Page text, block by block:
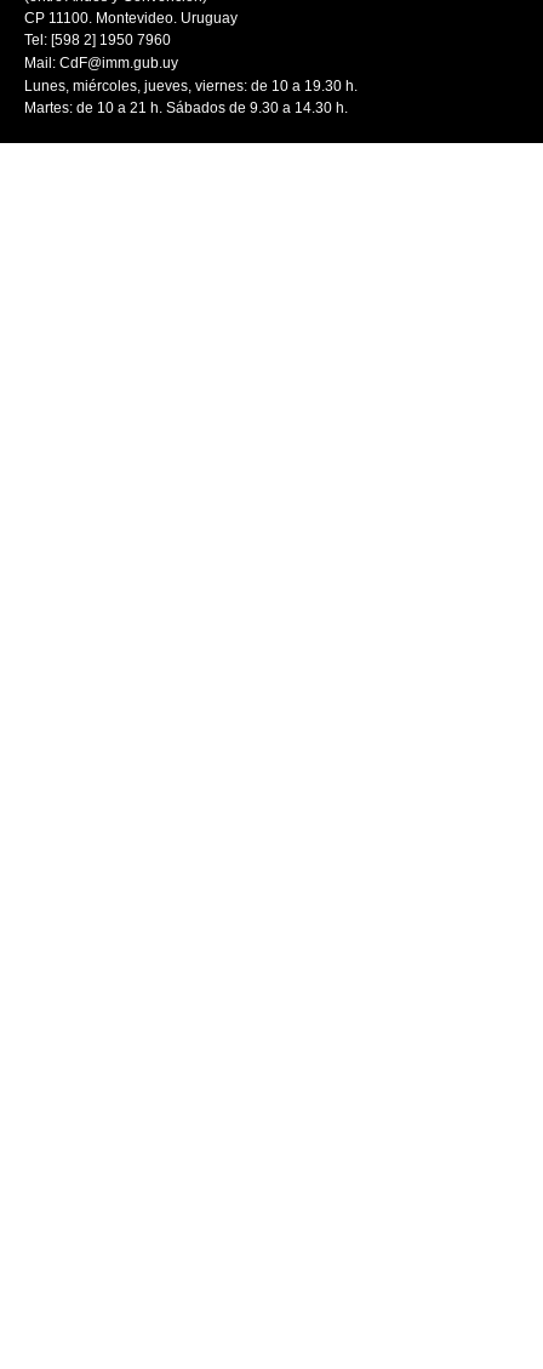
CP 11100. Montevideo. Uruguay
Tel: [598 2] 1950 7960
Mail: CdF@imm.gub.uy
Lunes, miércoles, jueves, viernes: de 10 a 19.30 h.
Martes: de 10 a 21 h. Sábados de 9.30 a 14.30 h.